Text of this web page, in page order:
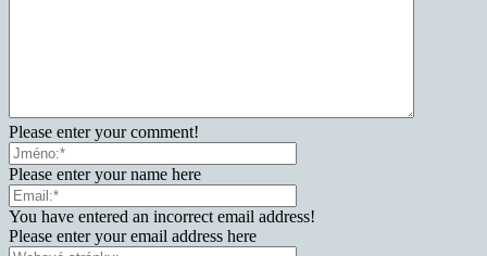
Please enter your comment!
Please enter your name here
You have entered an incorrect email address!
Please enter your email address here